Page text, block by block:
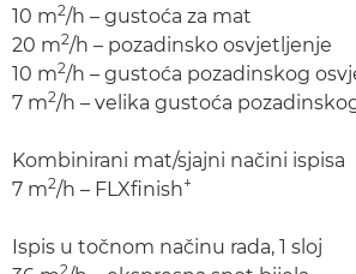
10 m2/h – gustoća za mat
20 m2/h – pozadinsko osvjetljenje
10 m2/h – gustoća pozadinskog
7 m2/h – velika gustoća
Kombinirani mat/sjajni načini ispisa
7 m2/h – FLXfinish+
Ispis u točnom načinu rada, 1 sloj
2